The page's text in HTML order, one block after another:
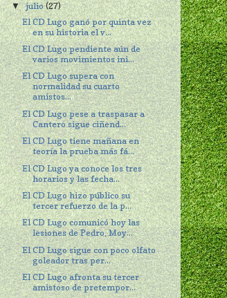
▼julio(27)
El CD Lugo ganó por quinta vez
en su historia el v...
El CD Lugo pendiente aún de
varios movimientos ini...
El CD Lugo supera con
normalidad su cuarto
amistos...
El CD Lugo pese a traspasar a
Cantero sigue ciñend...
El CD Lugo tiene mañana en
teoría la prueba más fá...
El CD Lugo ya conoce los tres
horarios y las fecha...
El CD Lugo hizo público su
tercer refuerzo de la p...
El CD Lugo comunicó hoy las
lesiones de Pedro, Moy...
El CD Lugo sigue con poco olfato
goleador tras per...
El CD Lugo afronta su tercer
amistoso de pretempor...